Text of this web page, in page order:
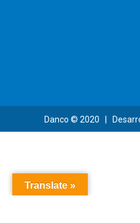
Danco © 2020 |
Translate »